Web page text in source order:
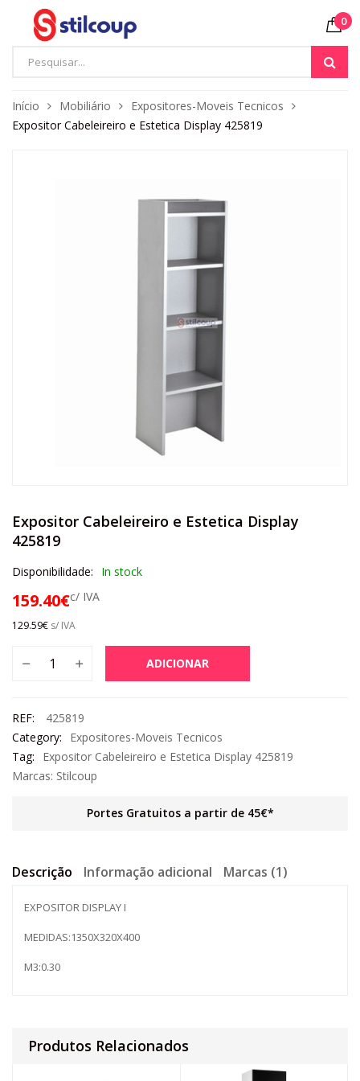
0
Início Mobiliário
Expositores-Moveis Tecnicos
Expositor Cabeleireiro e Estetica Display 425819
Expositor Cabeleireiro e Estetica Display
425819
Disponibilidade: In stock
159.40€c/ IVA
129.59€ s/ IVA
ADICIONAR
REF:
425819
Category:
Expositores-Moveis Tecnicos
Tag:
Expositor Cabeleireiro e Estetica Display 425819
Marcas: Stilcoup
Portes Gratuitos a partir de 45€*
Descrição Informação adicional Marcas (1)
EXPOSITOR DISPLAY I
MEDIDAS:1350X320X400
M3:0.30
Produtos Relacionados